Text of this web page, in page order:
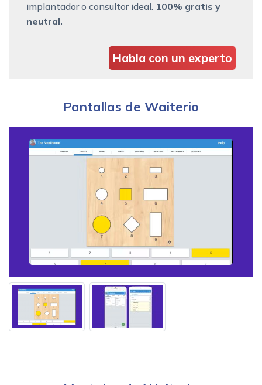
implantador o consultor ideal. 100% gratis y
neutral.
Habla con un experto
Pantallas de Waiterio